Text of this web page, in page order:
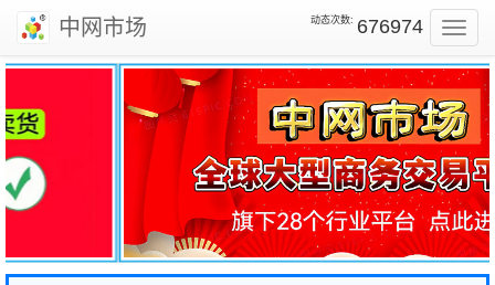
中网市场 动态次数: 676974